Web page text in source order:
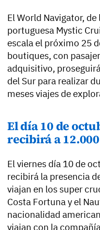
El World Navigator,
portuguesa Mystic
escala el próximo 25
boutiques, con
adquisitivo,
del Sur para realizar
meses viajes de
El día 10 de
recibirá a
El viernes día 10 de
recibirá la presencia
viajan en los super
Costa Fortuna y el
nacionalidad
viajan con la